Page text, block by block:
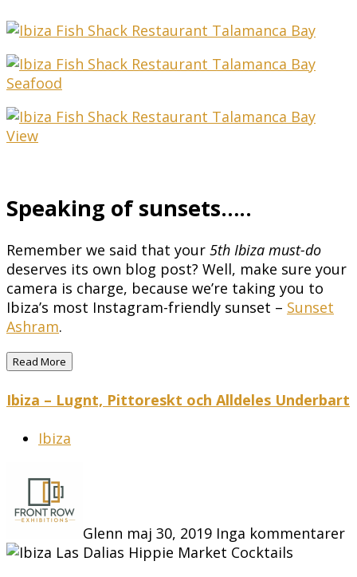
Speaking of sunsets…..
Remember we said that your 5th Ibiza must-do
deserves its own blog post? Well, make sure your
camera is charge, because we’re taking you to
Ibiza’s most Instagram-friendly sunset – Sunset
Ashram.
Read More
Ibiza – Lugnt, Pittoreskt och Alldeles Underbart
Ibiza
Glenn maj 30, 2019 Inga kommentarer